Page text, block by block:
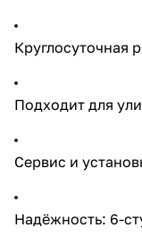
Круглосуточная
Подходит для
Сервис и
Надёжность: 6-